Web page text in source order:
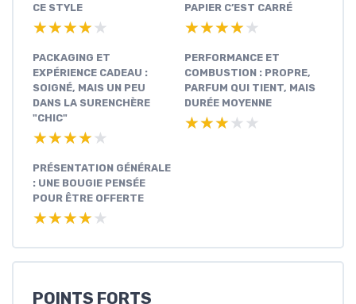
CE STYLE
★★★★★
★★★★★
PAPIER C’EST CARRÉ
★★★★★
★★★★★
PACKAGING ET
EXPÉRIENCE CADEAU :
SOIGNÉ, MAIS UN PEU
DANS LA SURENCHÈRE
"CHIC"
★★★★★
★★★★★
PERFORMANCE ET
COMBUSTION : PROPRE,
PARFUM QUI TIENT, MAIS
DURÉE MOYENNE
★★★★★
★★★★★
PRÉSENTATION GÉNÉRALE
: UNE BOUGIE PENSÉE
POUR ÊTRE OFFERTE
★★★★★
★★★★★
POINTS FORTS